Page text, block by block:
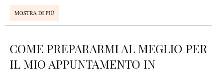
MOSTRA DI PIÙ
COME PREPARARMI AL MEGLIO PER
IL MIO APPUNTAMENTO IN